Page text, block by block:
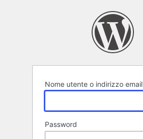
Nome utente o indirizzo email
Password